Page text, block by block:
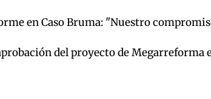
en Caso Bruma: "Nuestro
del proyecto de Megarreforma